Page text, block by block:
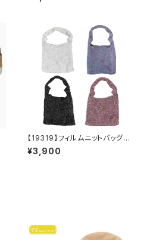
【19319】フィルムニットバッグ
【送料無料】キラキラ グリッタ
ー
¥3,900